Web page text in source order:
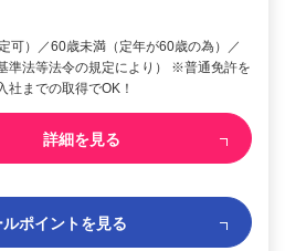
可）／60歳未満（定年が60歳の為）／
準法等法令の規定により） ※普通免許を
社までの取得でOK！
詳細を見る
ポイントを見る